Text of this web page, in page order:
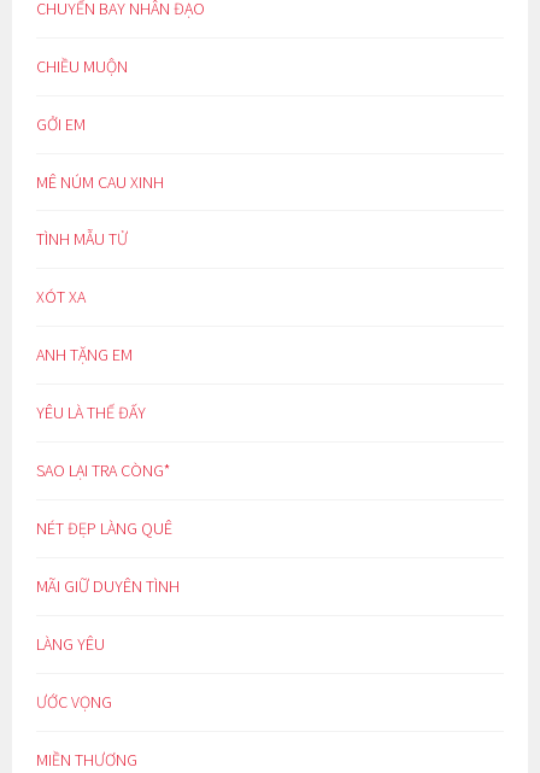
CHUYẾN BAY NHÂN ĐẠO
CHIỀU MUỘN
GỞI EM
MÊ NÚM CAU XINH
TÌNH MẪU TỬ
XÓT XA
ANH TẶNG EM
YÊU LÀ THẾ ĐẤY
SAO LẠI TRA CÒNG*
NÉT ĐẸP LÀNG QUÊ
MÃI GIỮ DUYÊN TÌNH
LÀNG YÊU
ƯỚC VỌNG
MIỀN THƯƠNG